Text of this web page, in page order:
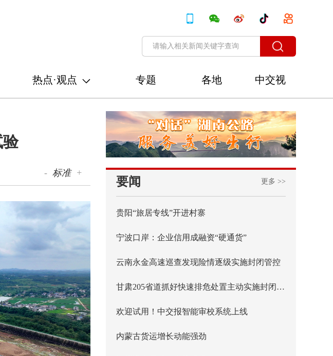
热点·观点 专题 各地
中交视
讯
- 标准 +
要闻 更多 >>
贵阳“旅居专线”开进村寨
宁波口岸：企业信用成融资“硬通货”
云南永金高速巡查发现险情逐级实施封闭管控
甘肃205省道抓好快速排危处置主动实施封闭管控
欢迎试用！中交报智能审校系统上线
内蒙古货运增长动能强劲